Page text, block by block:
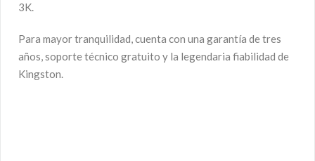
3K.
Para mayor tranquilidad, cuenta con una garantía de tres
años, soporte técnico gratuito y la legendaria fiabilidad de
Kingston.